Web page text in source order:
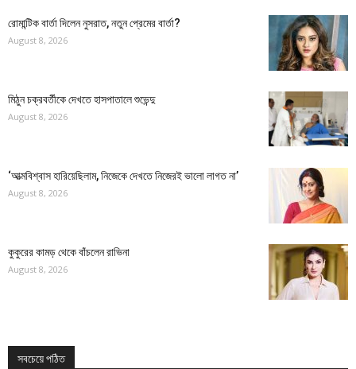
রোমান্টিক বার্তা দিলেন নুসরাত, নতুন প্রেমের বার্তা?
August 8, 2026
মিঠুন চক্রবর্তীকে দেখতে হাসপাতালে শুভেন্দু
August 8, 2026
‘আত্মবিশ্বাস হারিয়েছিলাম, নিজেকে দেখতে নিজেরই ভালো লাগত না’
August 8, 2026
কুকুরের কামড় থেকে বাঁচলেন রাভিনা
August 8, 2026
সবচেয়ে পঠিত